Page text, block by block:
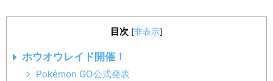
目次 [非表示]
ホウオウレイド開催！
Pokémon GO公式発表